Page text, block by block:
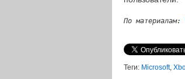
По материалам:
Теги: Microsoft,